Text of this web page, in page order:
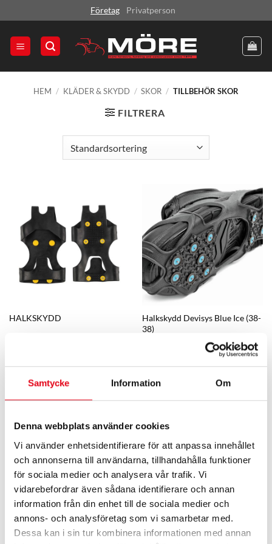
Samtycke Information Om
Denna webbplats använder cookies
Vi använder enhetsidentifierare för att anpassa innehållet
och annonserna till användarna, tillhandahålla funktioner
för sociala medier och analysera vår trafik. Vi
vidarebefordrar även sådana identifierare och annan
information från din enhet till de sociala medier och
annons- och analysföretag som vi samarbetar med.
Dessa kan i sin tur kombinera informationen med annan
to
content
Företag Privatperson
HEM / KLÄDER & SKYDD / SKOR / TILLBEHÖR SKOR
FILTRERA
HALKSKYDD
Halkskydd Devisys Blue Ice (38-
38)
exkl. moms
Halkskydd Devisys Blue Ice (42-
45)
375,20krexkl. moms
Skosnöre 120cm sv/grå (42-42)
36kr–88krPrisintervall:
36 kr
exkl. moms